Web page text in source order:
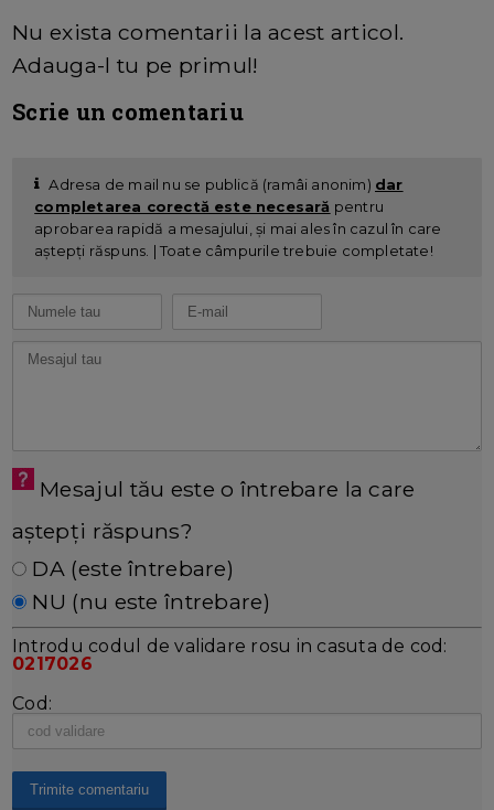
Nu exista comentarii la acest articol.
Adauga-l tu pe primul!
Scrie un comentariu
Adresa de mail nu se publică (ramâi anonim) dar
completarea corectă este necesară pentru
aprobarea rapidă a mesajului, și mai ales în cazul în care
aștepți răspuns. | Toate câmpurile trebuie completate!
Mesajul tău este o întrebare la care
aștepți răspuns?
DA (este întrebare)
NU (nu este întrebare)
Introdu codul de validare rosu in casuta de cod:
0217026
Cod: